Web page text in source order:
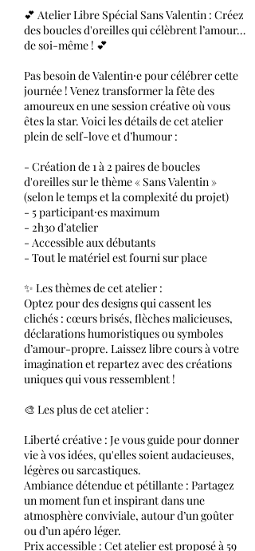
💕 Atelier Libre Spécial Sans Valentin : Créez
des boucles d'oreilles qui célèbrent l’amour…
de soi-même ! 💕
Pas besoin de Valentin⸱e pour célébrer cette
journée ! Venez transformer la fête des
amoureux en une session créative où vous
êtes la star. Voici les détails de cet atelier
plein de self-love et d’humour :
- Création de 1 à 2 paires de boucles
d'oreilles sur le thème « Sans Valentin »
(selon le temps et la complexité du projet)
- 5 participant⸱es maximum
- 2h30 d’atelier
- Accessible aux débutants
- Tout le matériel est fourni sur place
✨ Les thèmes de cet atelier :
Optez pour des designs qui cassent les
clichés : cœurs brisés, flèches malicieuses,
déclarations humoristiques ou symboles
d’amour-propre. Laissez libre cours à votre
imagination et repartez avec des créations
uniques qui vous ressemblent !
🎨 Les plus de cet atelier :
Liberté créative : Je vous guide pour donner
vie à vos idées, qu'elles soient audacieuses,
légères ou sarcastiques.
Ambiance détendue et pétillante : Partagez
un moment fun et inspirant dans une
atmosphère conviviale, autour d’un goûter
ou d’un apéro léger.
Prix accessible : Cet atelier est proposé à 59